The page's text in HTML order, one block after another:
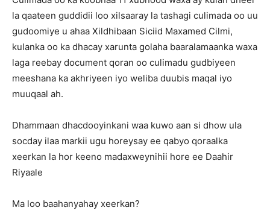
la qaateen guddidii loo xilsaaray la tashagi culimada oo uu
gudoomiye u ahaa Xildhibaan Siciid Maxamed Cilmi,
kulanka oo ka dhacay xarunta golaha baaralamaanka waxa
laga reebay document qoran oo culimadu gudbiyeen
meeshana ka akhriyeen iyo weliba duubis maqal iyo
muuqaal ah.
Dhammaan dhacdooyinkani waa kuwo aan si dhow ula
socday ilaa markii ugu horeysay ee qabyo qoraalka
xeerkan la hor keeno madaxweynihii hore ee Daahir
Riyaale
Ma loo baahanyahay xeerkan?